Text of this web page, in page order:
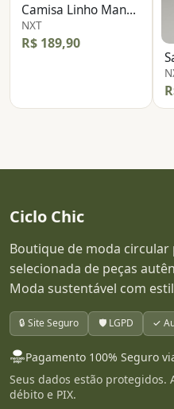
Camisa Linho Manga Longa
NXT
R$ 189,90
Ciclo Chic
Boutique de moda
selecionada de peças
Moda sustentável com
🔒 Site Seguro 🛡️ LGPD ✓
Pagamento 100% Seguro
Seus dados estão protegidos.
débito e PIX.